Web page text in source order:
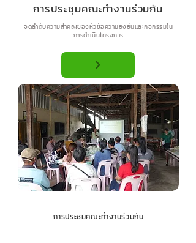
การประชุมคณะทำงานร่วมกัน
จัดลำดับความสำคัญของหัวข้อความยั่งยืนและกิจกรรมใน
การดำเนินโครงการ
การประชุมคณะทำงานร่วมกัน